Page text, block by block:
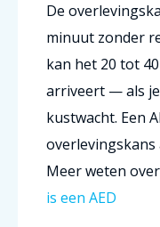
De
minuut zonder
kan het 20 tot
arriveert — als
kustwacht. Een
overlevingskans
Meer weten
is een AED